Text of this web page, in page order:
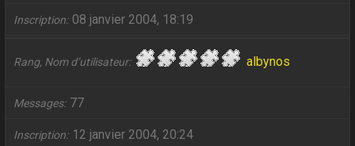
Inscription 08 janvier 2004, 18:19
Rang, Nom d’utilisateur albynos
Messages 77
Inscription 12 janvier 2004, 20:24